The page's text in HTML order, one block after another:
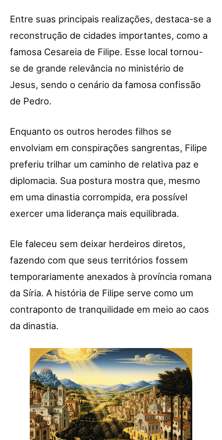
Entre suas principais realizações, destaca-se a
reconstrução de cidades importantes, como a
famosa Cesareia de Filipe. Esse local tornou-
se de grande relevância no ministério de
Jesus, sendo o cenário da famosa confissão
de Pedro.
Enquanto os outros herodes filhos se
envolviam em conspirações sangrentas, Filipe
preferiu trilhar um caminho de relativa paz e
diplomacia. Sua postura mostra que, mesmo
em uma dinastia corrompida, era possível
exercer uma liderança mais equilibrada.
Ele faleceu sem deixar herdeiros diretos,
fazendo com que seus territórios fossem
temporariamente anexados à província romana
da Síria. A história de Filipe serve como um
contraponto de tranquilidade em meio ao caos
da dinastia.